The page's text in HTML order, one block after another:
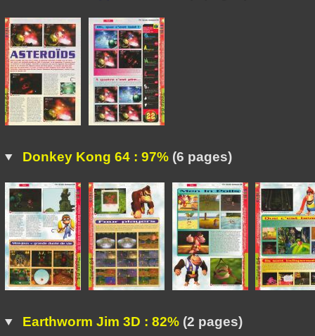
Donkey Kong 64 : 97%(6 pages)
Earthworm Jim 3D : 82%(2 pages)